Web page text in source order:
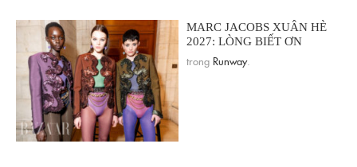
MARC JACOBS XUÂN HÈ
2027: LÒNG BIẾT ƠN
trong Runway.